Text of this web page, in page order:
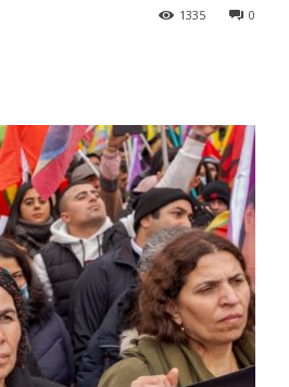
0
1335